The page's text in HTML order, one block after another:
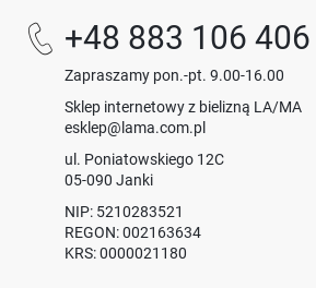
+48 883 106 406
Zapraszamy pon.-pt. 9.00-16.00
Sklep internetowy z bielizną LA/MA
esklep@lama.com.pl
ul. Poniatowskiego 12C
05-090 Janki
NIP: 5210283521
REGON: 002163634
KRS: 0000021180